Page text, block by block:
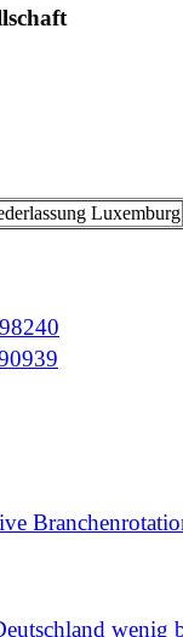
Luxemburg
wenig